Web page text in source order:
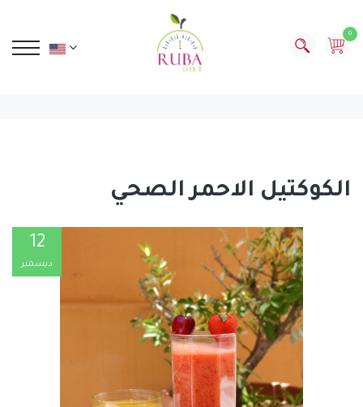
0
الكوكتيل الاحمر الصحي
12
ديسمبر